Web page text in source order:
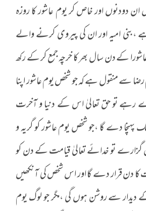
ان دودنوں اور خاص کر یوم عاشور کا روزہ
،بنی امیہ اور ان کی پیروی کرنے والے
کے دن سال بھر کا خرچہ جمع کر کے رکھ
رضاـ سے منقول ہے کہ جو شخص یوم عاشور اپنا
رہے تو حق تعالیٰ اس کے دنیا و آخرت
دے گا ،جو شخص یوم عاشور کو گریہ و
گزارے تو خدائے تعالیٰ قیامت کے دن کو
کا دن قرار دے گا اور اس شخص کی آنکھیں
سے روشن ہوں گی ،مگر جو لوگ یوم